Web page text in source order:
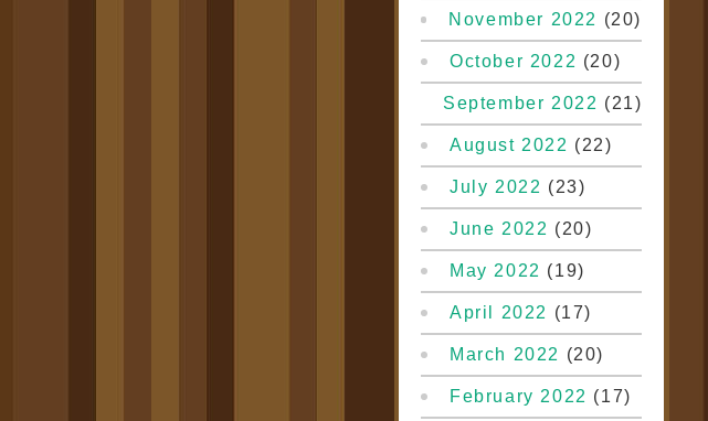
November 2022 (20)
October 2022 (20)
September 2022 (21)
August 2022 (22)
July 2022 (23)
June 2022 (20)
May 2022 (19)
April 2022 (17)
March 2022 (20)
February 2022 (17)